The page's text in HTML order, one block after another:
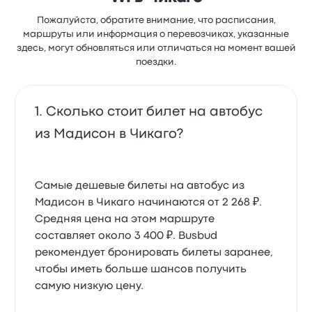
Пожалуйста, обратите внимание, что расписания,
маршруты или информация о перевозчиках, указанные
здесь, могут обновляться или отличаться на момент вашей
поездки.
Сколько стоит билет на автобус
из Мадисон в Чикаго?
Самые дешевые билеты на автобус из
Мадисон в Чикаго начинаются от 2 268 ₽.
Средняя цена на этом маршруте
составляет около 3 400 ₽. Busbud
рекомендует бронировать билеты заранее,
чтобы иметь больше шансов получить
самую низкую цену.